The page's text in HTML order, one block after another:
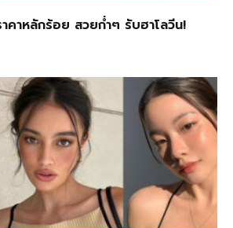
คาหลักร้อย สวยก่ำๆ รับฮาโลวีน!